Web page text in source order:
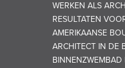
WERKEN ALS
RESULTATEN
AMERIKAANSE
ARCHITECT IN DE